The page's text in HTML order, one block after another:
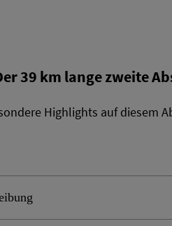
39 km lange zweite
Highlights auf diesem